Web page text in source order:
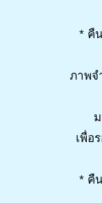
* คื
ภาพจ
เพื่อ
* คื